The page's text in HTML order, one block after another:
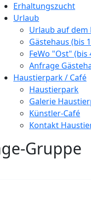
Erhaltungszucht
Urlaub
Urlaub auf dem
Gästehaus (bis
FeWo "Ost" (bis
Anfrage
Haustierpark / Café
Haustierpark
Galerie
Künstler-Café
Kontakt
Gruppe